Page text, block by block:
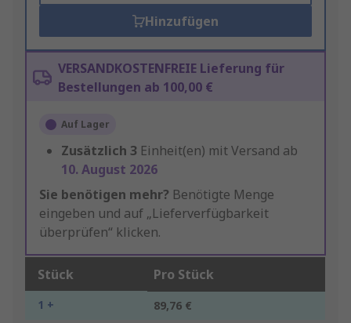
Hinzufügen
VERSANDKOSTENFREIE Lieferung für
Bestellungen ab 100,00 €
Auf Lager
Zusätzlich 3 Einheit(en) mit Versand ab
10. August 2026
Sie benötigen mehr? Benötigte Menge
eingeben und auf „Lieferverfügbarkeit
überprüfen“ klicken.
Stück Pro Stück
1 + 89,76 €